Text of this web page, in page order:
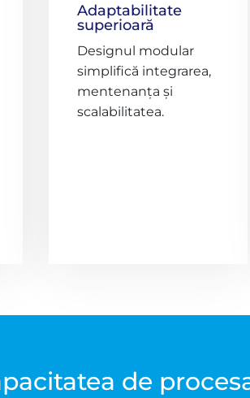
Adaptabilitate
superioară
Designul modular
simplifică integrarea,
mentenanța și
scalabilitatea.
de